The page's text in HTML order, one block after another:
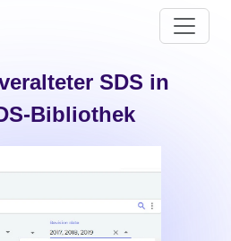
SDS in
Bibliothek